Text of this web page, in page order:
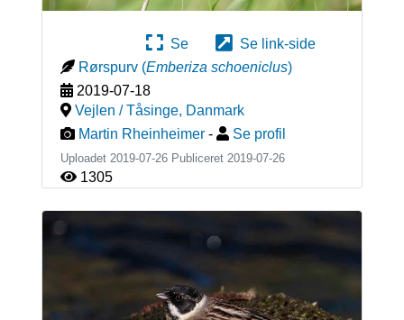
Se
Se link-side
Rørspurv (Emberiza schoeniclus)
2019-07-18
Vejlen / Tåsinge, Danmark
Martin Rheinheimer - Se profil
Uploadet 2019-07-26 Publiceret 2019-07-26
1305